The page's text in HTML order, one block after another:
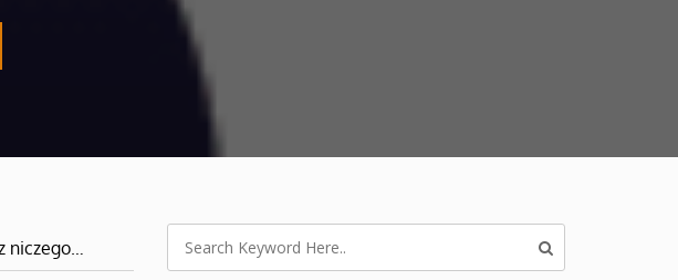
niczego…